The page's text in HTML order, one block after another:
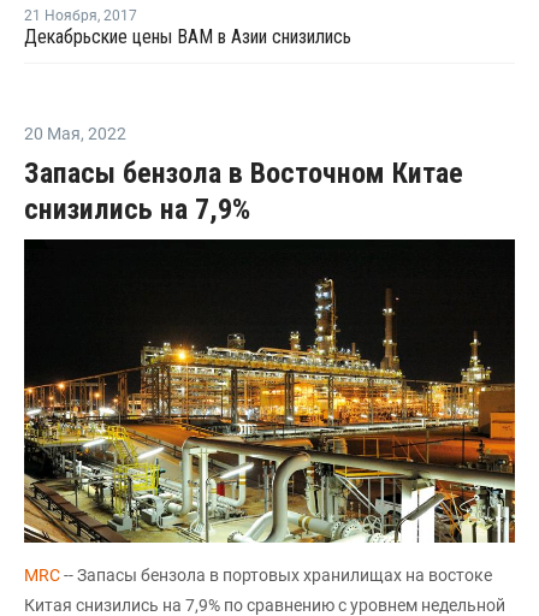
21 Ноября, 2017
Декабрьские цены ВАМ в Азии снизились
20 Мая, 2022
Запасы бензола в Восточном Китае
снизились на 7,9%
MRC-- Запасы бензола в портовых хранилищах на востоке
Китая снизились на 7,9% по сравнению с уровнем недельной